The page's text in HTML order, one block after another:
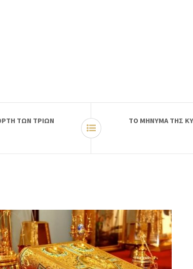
ΤΩΝ ΤΡΙΩΝ
ΤΟ ΜΗΝΥΜΑ ΤΗΣ